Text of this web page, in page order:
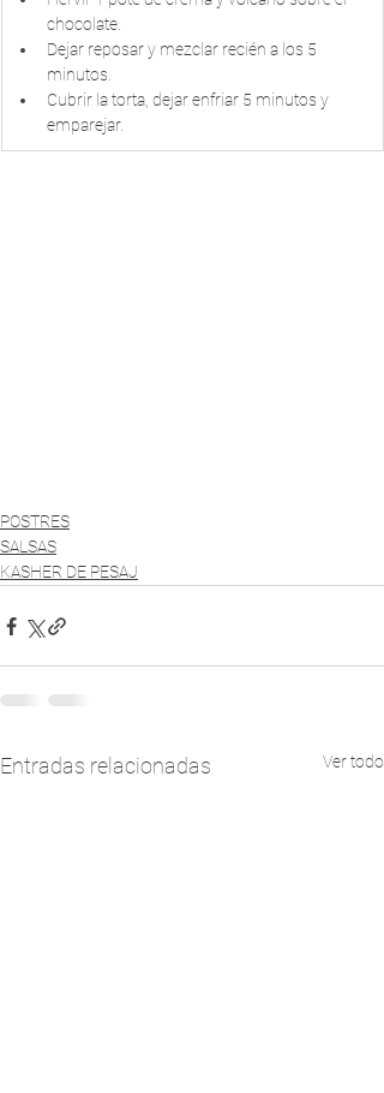
chocolate.
Dejar reposar y mezclar recién a los 5
minutos.
Cubrir la torta, dejar enfriar 5 minutos y
emparejar.
POSTRES
SALSAS
KASHER DE PESAJ
Entradas relacionadas Ver todo